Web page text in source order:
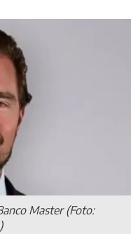
Master (Foto: